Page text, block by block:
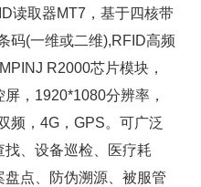
读取器MT7，基于四核带
码(一维或二维),RFID高频
R2000芯片模块，
，1920*1080分辨率，
频，4G，GPS。可广泛
、设备巡检、
医疗耗
点、防伪溯源、 被服管